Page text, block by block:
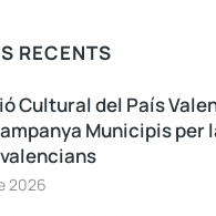
RECENTS
Cultural del País
Municipis per
2026